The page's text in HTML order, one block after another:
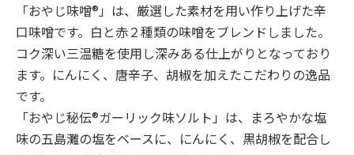
「おやじ味噌®」は、厳選した素材を用い作り上げた辛
口味噌です。白と赤２種類の味噌をブレンドしました。
コク深い三温糖を使用し深みある仕上がりとなっており
ます。にんにく、唐辛子、胡椒を加えたこだわりの逸品
です。
「おやじ秘伝®ガーリック味ソルト」は、まろやかな塩
味の五島灘の塩をベースに、にんにく、黒胡椒を配合し